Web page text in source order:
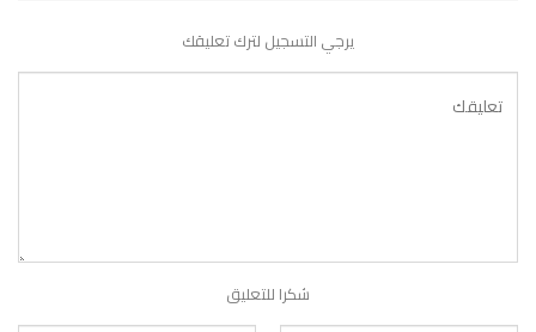
يرجي التسجيل لترك تعليقك
شكرا للتعليق